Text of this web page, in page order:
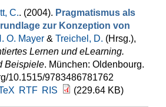
C.. (2004). Pragmatismus als
zur Konzeption von
O. Mayer & Treichel, D. (Hrsg.),
Lernen und eLearning.
Beispiele. München: Oldenbourg.
10.1515/9783486781762
RTF RIS (229.64 KB)